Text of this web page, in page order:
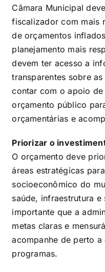
Câmara Municipal
fiscalizador com mais
de orçamentos
planejamento mais
devem ter acesso a
transparentes sobre
contar com o apoio
orçamento público
orçamentárias e
Priorizar o
O orçamento deve
áreas estratégicas
socioeconômico do
saúde, infraestrutura e
importante que a
metas claras e
acompanhe de perto
programas.